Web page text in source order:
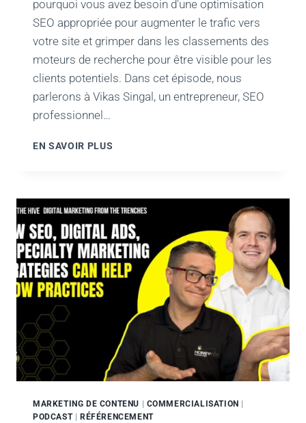
pourquoi vous avez besoin d'une optimisation
SEO appropriée pour augmenter le trafic vers
votre site et grimper dans les classements des
moteurs de recherche pour être visible pour les
clients potentiels. Dans cet épisode, nous
parlerons à Vikas Singal, un entrepreneur, SEO
professionnel…
EN SAVOIR PLUS
ET
L'AVENIR
DE
LA
RECHERCHE
POUR
ENTREPRISES
MARKETING DE CONTENU | COMMERCIALISATION |
PODCAST| RÉFÉRENCEMENT